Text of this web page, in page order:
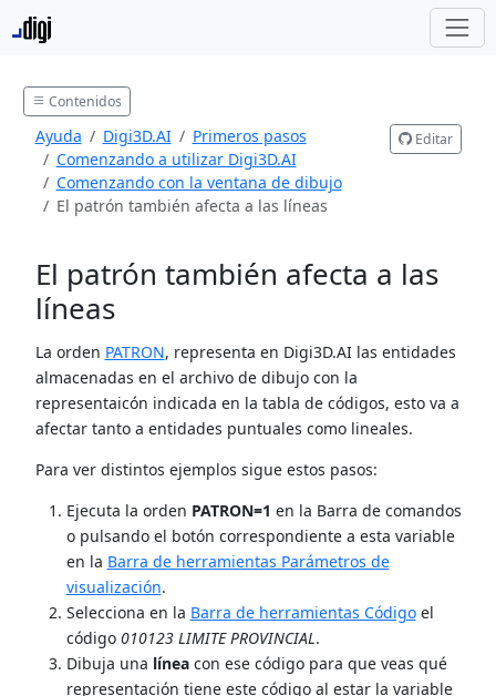
Contenidos
Ayuda Digi3D.AI
Primeros pasos
Comenzando a utilizar Digi3D.AI
Comenzando con la ventana de dibujo
El patrón también afecta a las líneas
Editar
El patrón también afecta a las
líneas
La orden PATRON, representa en Digi3D.AI las entidades
almacenadas en el archivo de dibujo con la
representaicón indicada en la tabla de códigos, esto va a
afectar tanto a entidades puntuales como lineales.
Para ver distintos ejemplos sigue estos pasos:
Ejecuta la orden PATRON=1 en la Barra de comandos
o pulsando el botón correspondiente a esta variable
en la Barra de herramientas Parámetros de
visualización.
Selecciona en la Barra de herramientas Códigoel
código 010123 LIMITE PROVINCIAL.
Dibuja una líneacon ese código para que veas qué
representación tiene este código al estar la variable